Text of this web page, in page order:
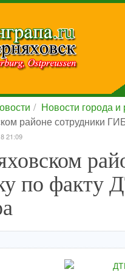
Новости города и
районе сотрудники
21:09
по факту